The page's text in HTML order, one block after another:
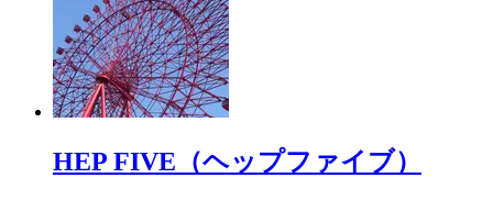
HEP FIVE（ヘップファイブ）